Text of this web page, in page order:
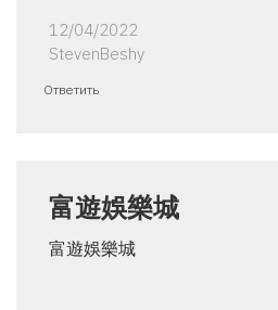
12/04/2022
StevenBeshy
Ответить
富遊娛樂城
富遊娛樂城